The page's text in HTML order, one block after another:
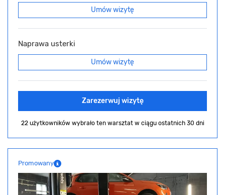
Umów wizytę
Naprawa usterki
Umów wizytę
Zarezerwuj wizytę
22 użytkowników wybrało ten warsztat w ciągu ostatnich 30 dni
Promowany